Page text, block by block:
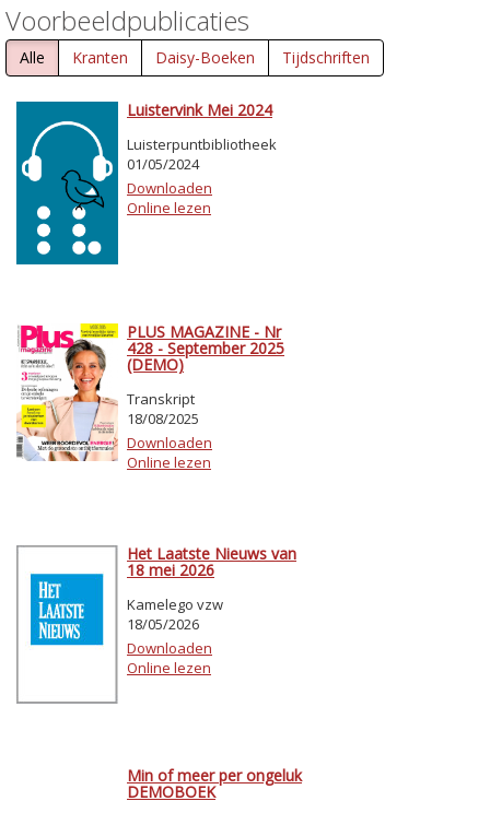
Voorbeeldpublicaties
Alle Kranten Daisy-Boeken Tijdschriften
Luistervink Mei 2024
Luisterpuntbibliotheek
01/05/2024
Downloaden
Online lezen
PLUS MAGAZINE - Nr
428 - September 2025
(DEMO)
Transkript
18/08/2025
Downloaden
Online lezen
Het Laatste Nieuws van
18 mei 2026
Kamelego vzw
18/05/2026
Downloaden
Online lezen
Min of meer per ongeluk
DEMOBOEK